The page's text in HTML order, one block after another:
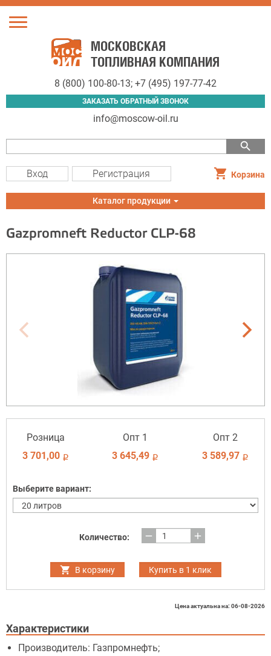
Toggle
МОСКОВСКАЯ
ТОПЛИВНАЯ КОМПАНИЯ
8 (800) 100-80-13; +7 (495) 197-77-42
ЗАКАЗАТЬ ОБРАТНЫЙ ЗВОНОК
info@moscow-oil.ru
search
Вход Регистрация Корзина
Toggle
navigation
Каталог продукции
Gazpromneft Reductor CLP-68
Розница
3 701,00 i
Опт 1
3 645,49 i
Опт 2
3 589,97 i
Выберите вариант:
Количество: remove add
В корзину Купить в 1 клик
Цена актуальна на: 06-08-2026
Характеристики
Производитель: Газпромнефть;